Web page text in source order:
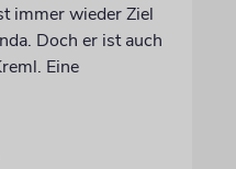
immer wieder Ziel
Doch er ist auch
Eine